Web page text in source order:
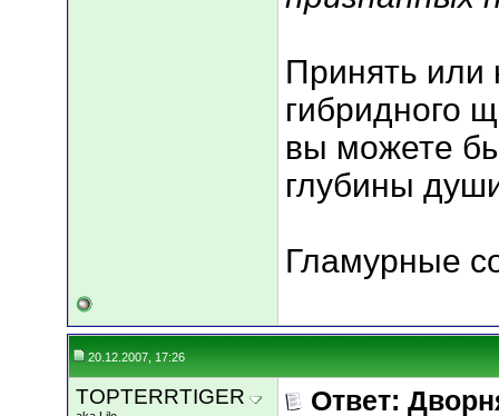
Принять или
гибридного
вы можете
глубины
Гламурные
20.12.2007, 17:26
TOPTERRTIGER Ответ: